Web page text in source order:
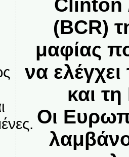
Clinton
(BCR)
μαφίας
να
και
Οι